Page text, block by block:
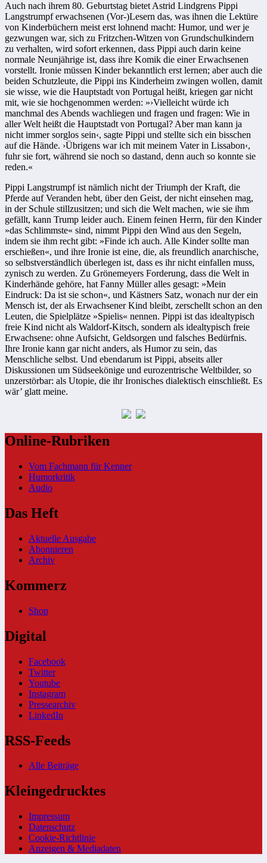
Auch nach ihrem 80. Geburtstag bietet Astrid Lindgrens Pippi
Langstrumpf erwachsenen (Vor-)Lesern das, was ihnen die Lektüre
von Kinderbüchern meist erst lohnend macht: Humor, und wer je
gezwungen war, sich zu Fritzchen-Witzen von Grundschulkindern
zu verhalten, wird sofort erkennen, dass Pippi auch darin keine
normale Neunjährige ist, dass ihre Komik die einer Erwachsenen
vorstellt. Ironie müssen Kinder bekanntlich erst lernen; aber auch die
beiden Schutzleute, die Pippi ins Kinderheim zwingen wollen, damit
sie wisse, wie die Hauptstadt von Portugal heißt, kriegen gar nicht
mit, wie sie hochgenommen werden: »›Vielleicht würde ich
manchmal des Abends wachliegen und fragen und fragen: Wie in
aller Welt heißt die Hauptstadt von Portugal? Aber man kann ja
nicht immer sorglos sein‹, sagte Pippi und stellte sich ein bisschen
auf die Hände. ›Übrigens war ich mit meinem Vater in Lissabon‹,
fuhr sie fort, während sie noch so dastand, denn auch so konnte sie
reden.«
Pippi Langstrumpf ist nämlich nicht der Triumph der Kraft, die
Pferde auf Veranden hebt, über den Geist, der nicht einsehen mag,
in der Schule stillzusitzen; und sich die Welt machen, wie sie ihm
gefällt, kann Trump leider auch. Einem feinen Herrn, für den Kinder
»das Schlimmste« sind, nimmt Pippi den Wind aus den Segeln,
indem sie ihm recht gibt: »Finde ich auch. Alle Kinder sollte man
erschießen«, und ihre Ironie ist eine, die, als freundlich anarchische,
so selbstverständlich überlegen ist, dass es ihr nicht einfallen muss,
zynisch zu werden. Zu Grönemeyers Forderung, dass die Welt in
Kinderhände gehöre, hat Fanny Müller alles gesagt: »Mein
Eindruck: Da ist sie schon«, und Kästners Satz, wonach nur der ein
Mensch ist, der als Erwachsener Kind bleibt, zerschellt schon an den
Leuten, die Spielplätze »Spielis« nennen. Pippi ist das idealtypisch
freie Kind nicht als Waldorf-Kitsch, sondern als idealtypisch freie
Erwachsene: ohne Aufsicht, Geldsorgen und falsches Bedürfnis.
Ihre Ironie kann gar nicht anders, als Humor zu sein, das
Menschliche selbst. Und ebendarum ist Pippi, abseits aller
Diskussionen um Südseekönige und eurozentrische Weltbilder, so
unzerstörbar: als Utopie, die ihr Ironisches dialektisch einschließt. Es
wär’ glatt meine.
Online-Rubriken
Vom Fachmann für Kenner
Humorkritik
Audio
Das Heft
Aktuelle Ausgabe
Abonnieren
Archiv
Kommerz
Shop
Digital
Facebook
Twitter
Youtube
Instagram
Pressearchiv
LinkedIn
RSS-Feeds
Alle Beiträge
Kleingedrucktes
Impressum
Datenschutz
Cookie-Richtlinie
Anzeigen & Mediadaten